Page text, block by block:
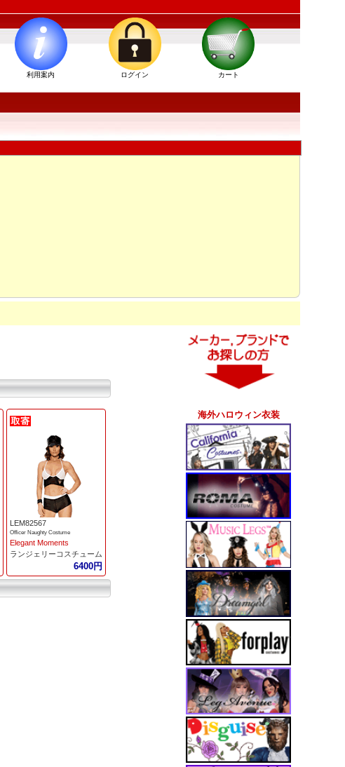
利用案内 ログイン カート
LEM82567
Officer Naughty Costume
Elegant Moments
ランジェリーコスチューム
6400円
海外ハロウィン衣装